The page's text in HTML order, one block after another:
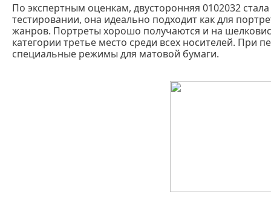
По экспертным оценкам, двусторонняя 0102032
тестировании, она идеально подходит как для
жанров. Портреты хорошо получаются и на
категории третье место среди всех носителей. При
специальные режимы для матовой бумаги.